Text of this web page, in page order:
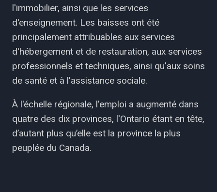
l'immobilier, ainsi que les services
d'enseignement. Les baisses ont été
principalement attribuables aux services
d'hébergement et de restauration, aux services
professionnels et techniques, ainsi qu'aux soins
de santé et à l'assistance sociale.
À l'échelle régionale, l'emploi a augmenté dans
quatre des dix provinces, l'Ontario étant en tête,
d’autant plus qu’elle est la province la plus
peuplée du Canada.